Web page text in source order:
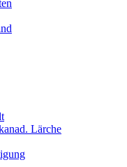
Lärche